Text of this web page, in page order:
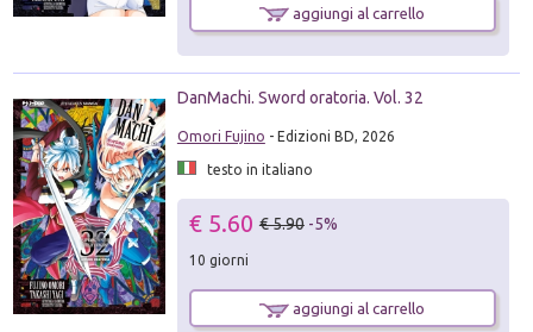
aggiungi al carrello
DanMachi. Sword oratoria. Vol. 32
Omori Fujino - Edizioni BD, 2026
testo in italiano
€ 5.60 € 5.90 -5%
10 giorni
aggiungi al carrello